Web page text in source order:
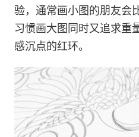
验，通常画小图的朋友会
习惯画大图同时又追求重
感沉点的红环。